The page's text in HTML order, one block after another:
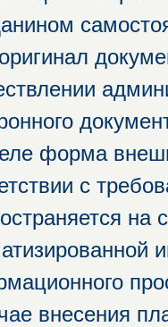
форма
с
на
внесения